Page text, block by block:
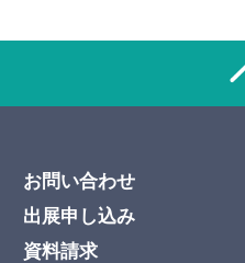
お問い合わせ
出展申し込み
資料請求